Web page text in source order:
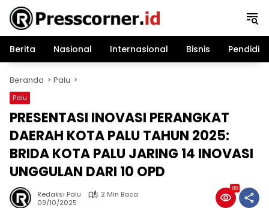
Langsung
konten
Berita
Nasional Internasional Bisnis
Beranda Palu
Palu
PRESENTASI INOVASI PERANGKAT
DAERAH KOTA PALU TAHUN 2025:
BRIDA KOTA PALU JARING 14 INOVASI
UNGGULAN DARI 10 OPD
Redaksi Palu
2 Min Baca
09/10/2025
88